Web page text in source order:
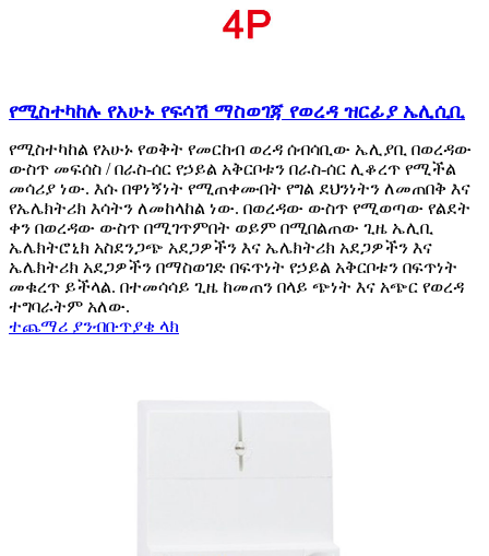
የሚስተካከሉ የአሁኑ የፍሳሽ ማስወገጃ የወረዳ ዝርፊያ ኤሊሲቢ
የሚስተካከል የአሁኑ የወቅት የመርከብ ወረዳ ሰብሳቢው ኤሊያቢ በወረዳው
ውስጥ መፍሰስ / በራስ-ሰር የኃይል አቅርቦቱን በራስ-ሰር ሊቆረጥ የሚችል
መሳሪያ ነው. እሱ በዋነኝነት የሚጠቀሙበት የግል ደህንነትን ለመጠበቅ እና
የኤሌክትሪክ እሳትን ለመከላከል ነው. በወረዳው ውስጥ የሚወጣው የልደት
ቀን በወረዳው ውስጥ በሚገጥምበት ወይም በሚበልጠው ጊዜ ኤሊቢ
ኤሌክትሮኒክ አስደንጋጭ አደጋዎችን እና ኤሌክትሪክ አደጋዎችን እና
ኤሌክትሪክ አደጋዎችን በማስወገድ በፍጥነት የኃይል አቅርቦቱን በፍጥነት
መቁረጥ ይችላል. በተመሳሳይ ጊዜ ከመጠን በላይ ጭነት እና አጭር የወረዳ
ተግባራትም አለው.
ተጨማሪ ያንብቡጥያቄ ላክ